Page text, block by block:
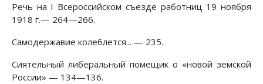
Речь на I Всероссийском съезде работниц 19 ноября
1918 г.— 264—266.
Самодержавие колеблется... — 235.
Сиятельный либеральный помещик о «новой земской
России» — 134—136.